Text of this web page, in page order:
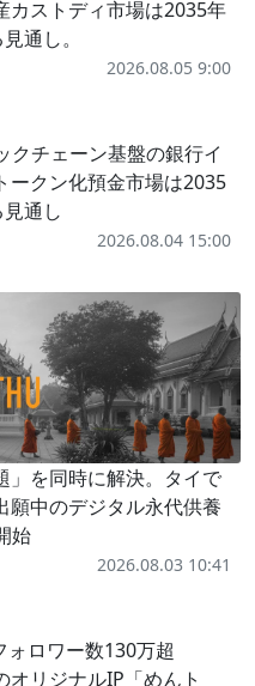
カストディ市場は2035年
通し。
2026.08.05 9:00
チェーン基盤の銀行イ
ークン化預金市場は2035
通し
2026.08.04 15:00
」を同時に解決。タイで
願中のデジタル永代供養
始
2026.08.03 10:41
ォロワー数130万超
オリジナルIP「めんト